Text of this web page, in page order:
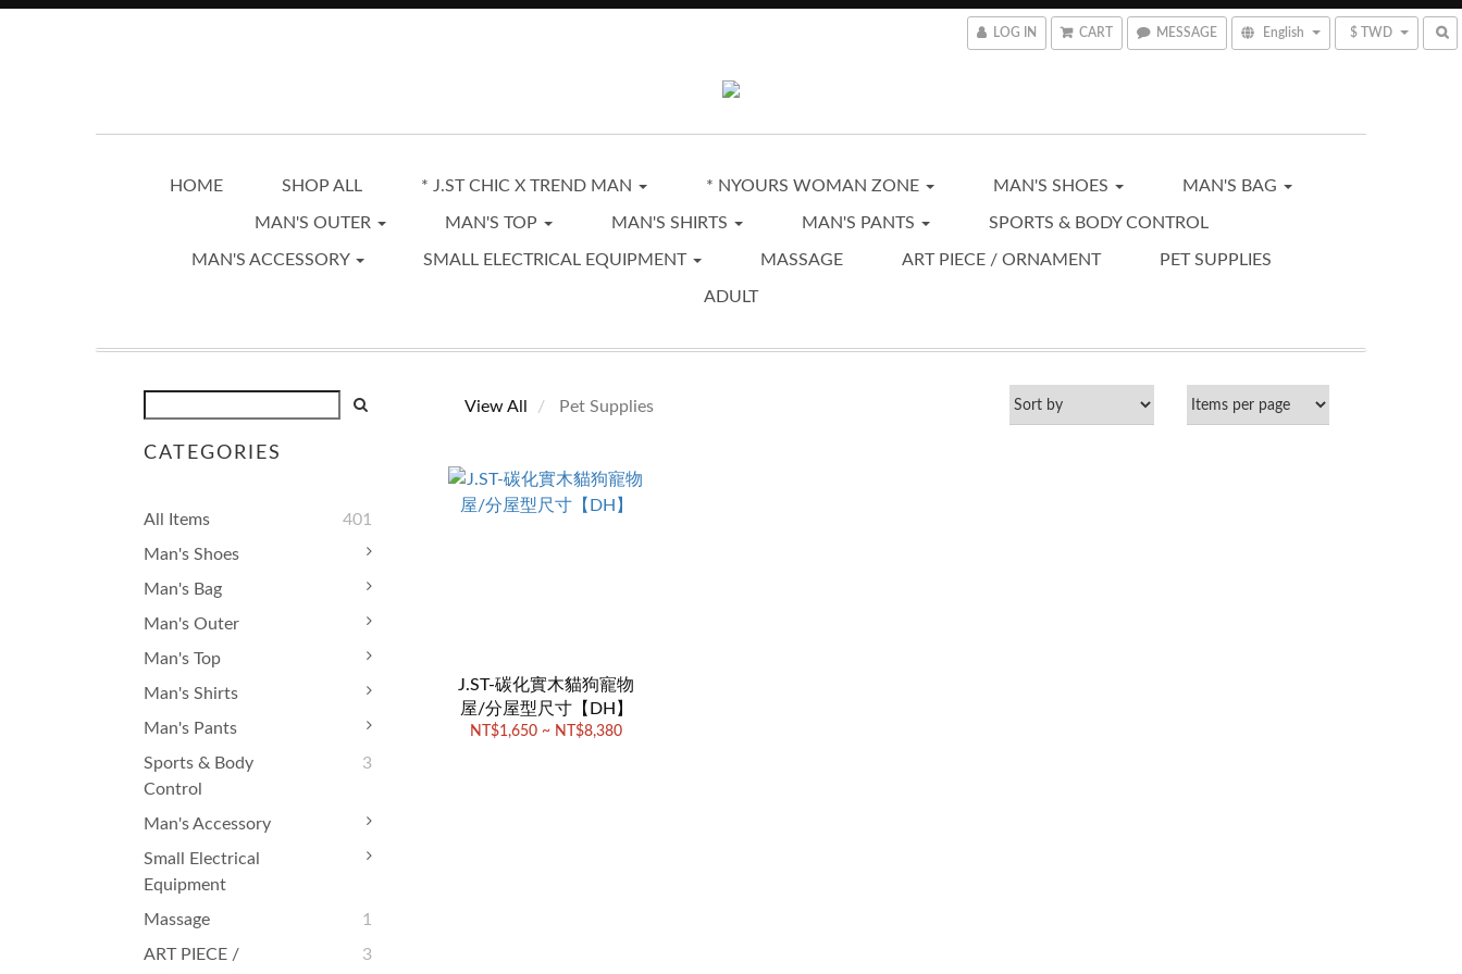
LOG IN CART MESSAGE English $ TWD
HOME SHOP ALL * J.ST CHIC X TREND MAN * NYOURS WOMAN ZONE MAN'S SHOES MAN'S BAG
MAN'S OUTER MAN'S TOP MAN'S SHIRTS MAN'S PANTS SPORTS & BODY CONTROL
MAN'S ACCESSORY SMALL ELECTRICAL EQUIPMENT MASSAGE ART PIECE / ORNAMENT PET SUPPLIES
ADULT
CATEGORIES
All Items
401
Man's Shoes
Man's Bag
Man's Outer
Man's Top
Man's Shirts
Man's Pants
Sports & Body
Control
3
Man's Accessory
Small Electrical
Equipment
Massage
1
ART PIECE /
3
View All Pet Supplies
J.ST-碳化實木貓狗寵物
屋/分屋型尺寸【DH】
NT$1,650 ~ NT$8,380